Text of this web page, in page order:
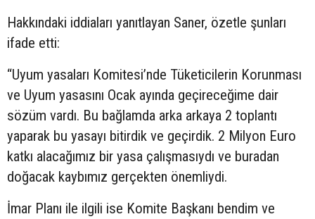
Hakkındaki iddiaları yanıtlayan Saner, özetle şunları
ifade etti:
“Uyum yasaları Komitesi’nde Tüketicilerin Korunması
ve Uyum yasasını Ocak ayında geçireceğime dair
sözüm vardı. Bu bağlamda arka arkaya 2 toplantı
yaparak bu yasayı bitirdik ve geçirdik. 2 Milyon Euro
katkı alacağımız bir yasa çalışmasıydı ve buradan
doğacak kaybımız gerçekten önemliydi.
İmar Planı ile ilgili ise Komite Başkanı bendim ve